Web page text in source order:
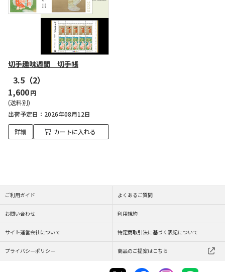
切手趣味週間 切手帳
3.5 （2）
1,600円
(送料別)
出荷予定日
2026年08月12日
詳細 カートに入れる
ご利用ガイド よくあるご質問
お問い合わせ 利用規約
サイト運営会社について 特定商取引法に基づく表記について
プライバシーポリシー 商品のご提案はこちら